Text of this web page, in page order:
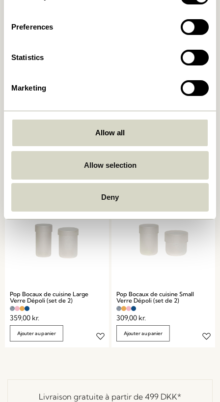
Preferences
Statistics
Marketing
Allow all
Allow selection
Deny
Snacky Boules Blanc/Vert
469,00kr.
Pop Bocaux de cuisine Large
Verre Dépoli (set de 2)
359,00 kr.
Ajouter au panier
Pop Bocaux de cuisine Small
Verre Dépoli (set de 2)
309,00 kr.
Ajouter au panier
Livraison gratuite à partir de 499 DKK*